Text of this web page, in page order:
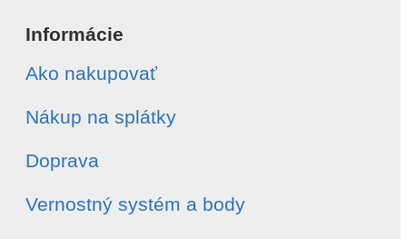
Informácie
Ako nakupovať
Nákup na splátky
Doprava
Vernostný systém a body